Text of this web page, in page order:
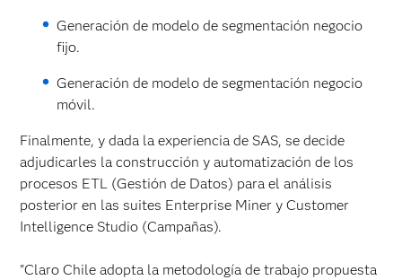
Generación de modelo de segmentación negocio
fijo.
Generación de modelo de segmentación negocio
móvil.
Finalmente, y dada la experiencia de SAS, se decide
adjudicarles la construcción y automatización de los
procesos ETL (Gestión de Datos) para el análisis
posterior en las suites Enterprise Miner y Customer
Intelligence Studio (Campañas).
"Claro Chile adopta la metodología de trabajo propuesta